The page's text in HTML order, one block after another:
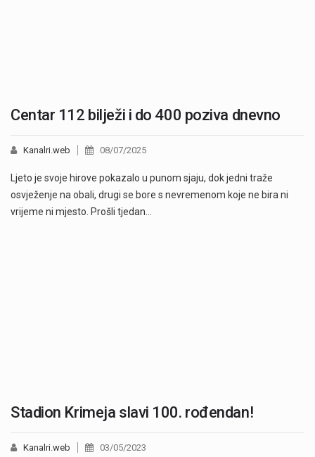
Centar 112 bilježi i do 400 poziva dnevno
Kanalri.web 08/07/2025
Ljeto je svoje hirove pokazalo u punom sjaju, dok jedni traže
osvježenje na obali, drugi se bore s nevremenom koje ne bira ni
vrijeme ni mjesto. Prošli tjedan…
Stadion Krimeja slavi 100. rođendan!
Kanalri.web 03/05/2023